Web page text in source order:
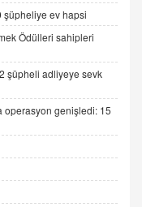
Vurulan Şamar:
şüpheliye ev hapsi
Ödülleri sahipleri
şüpheli adliyeye sevk
operasyon genişledi: 15